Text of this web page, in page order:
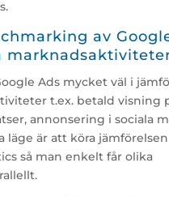
av
Ads mycket väl i
t.ex. betald visning
annonsering i sociala
läge är att köra
så man enkelt får olika